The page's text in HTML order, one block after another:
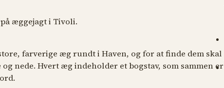
æggejagt i Tivoli.
farverige æg rundt i Haven, og for at finde dem skal
og nede. Hvert æg indeholder et bogstav, som sammen er